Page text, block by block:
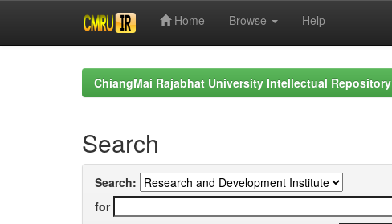
Home Browse Help
ChiangMai Rajabhat University Intellectual Repository
Search
Search:
for